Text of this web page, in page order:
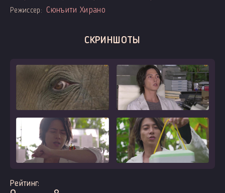
Режиссер: Сюнъити Хирано
СКРИНШОТЫ
Рейтинг: